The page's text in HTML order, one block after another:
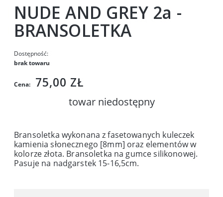
NUDE AND GREY 2a -
BRANSOLETKA
Dostępność:
brak towaru
Cena: 75,00 ZŁ
towar niedostępny
Bransoletka wykonana z fasetowanych kuleczek
kamienia słonecznego [8mm] oraz elementów w
kolorze złota. Bransoletka na gumce silikonowej.
Pasuje na nadgarstek 15-16,5cm.